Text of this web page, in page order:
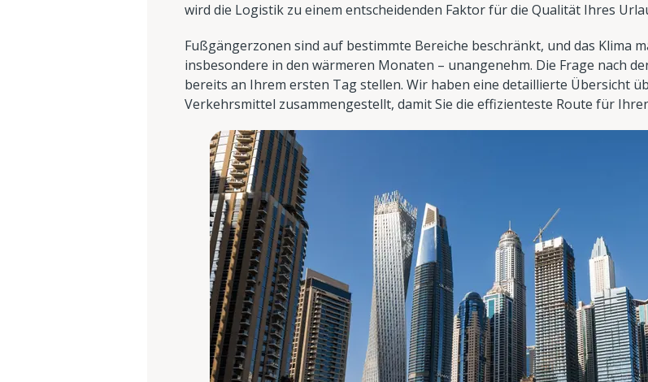
wird die Logistik zu einem entscheidenden Faktor für die Qualität Ihres
Fußgängerzonen sind auf bestimmte Bereiche beschränkt, und das Klima
insbesondere in den wärmeren Monaten – unangenehm. Die Frage nach
bereits an Ihrem ersten Tag stellen. Wir haben eine detaillierte Übersicht
Verkehrsmittel zusammengestellt, damit Sie die effizienteste Route für